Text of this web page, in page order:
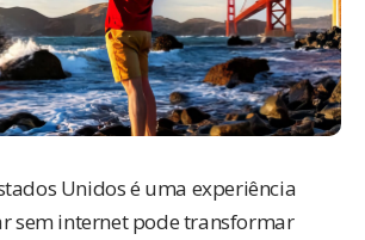
Unidos é uma experiência
sem internet pode transformar